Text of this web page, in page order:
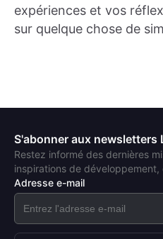
expériences et vos
sur quelque chose de
S'abonner aux newsletters
Restez informé des dernières
inspirations de
Adresse e-mail